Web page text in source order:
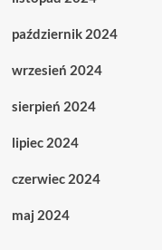
październik 2024
wrzesień 2024
sierpień 2024
lipiec 2024
czerwiec 2024
maj 2024